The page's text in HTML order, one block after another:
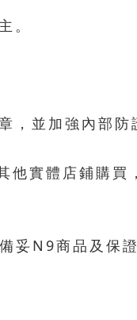
。
，並加強內部防
他實體店鋪購買
妥N9商品及保